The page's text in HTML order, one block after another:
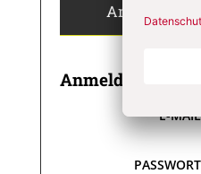
Angemeldet
Anmeldung
E-